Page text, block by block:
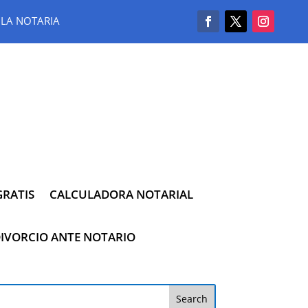
LA NOTARIA
CALCULADORA NOTARIAL
ANTE NOTARIO